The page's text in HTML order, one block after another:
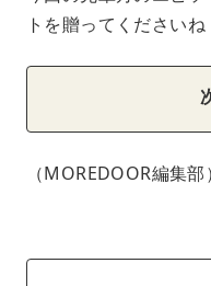
トを贈ってくださいね
（MOREDOOR編集部）